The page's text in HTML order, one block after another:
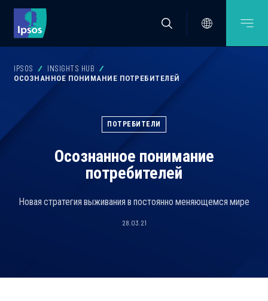
IPSOS
INSIGHTS HUB
ОСОЗНАННОЕ ПОНИМАНИЕ ПОТРЕБИТЕЛЕЙ
ПОТРЕБИТЕЛИ
Осознанное понимание
потребителей
Новая стратегия выживания в постоянно меняющемся мире
28.03.21